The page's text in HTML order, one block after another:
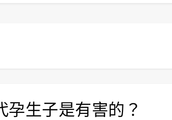
孕生子是有害的？